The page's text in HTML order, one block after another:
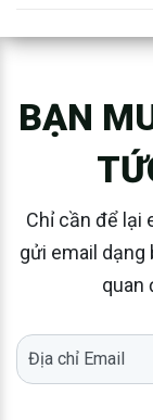
BẠN
Chỉ cần để lại
gửi email
quan